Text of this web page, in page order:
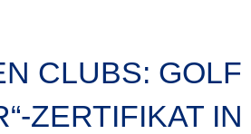
CLUBS:
ZERTIFIKAT